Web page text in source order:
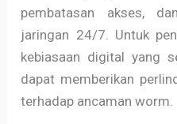
pembatasan akses,
jaringan 24/7. Untuk
kebiasaan digital yang
dapat memberikan
terhadap ancaman worm.